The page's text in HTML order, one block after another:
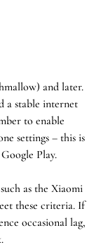
and later.
a stable internet
to enable
settings – this is
Play.
as the Xiaomi
these criteria. If
occasional lag,